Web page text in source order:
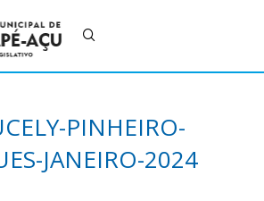
PINHEIRO-
JANEIRO-2024